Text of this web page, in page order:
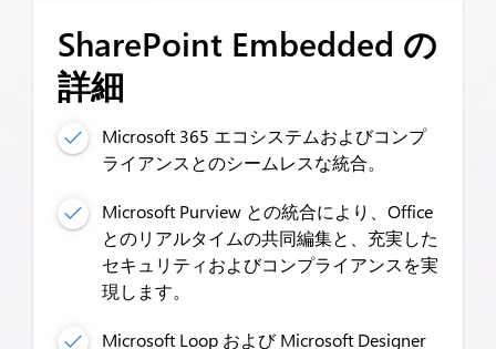
SharePoint Embedded の
詳細
Microsoft 365 エコシステムおよびコンプ
ライアンスとのシームレスな統合。
Microsoft Purview との統合により、Office
とのリアルタイムの共同編集と、充実した
セキュリティおよびコンプライアンスを実
現します。
Microsoft Loop および Microsoft Designer